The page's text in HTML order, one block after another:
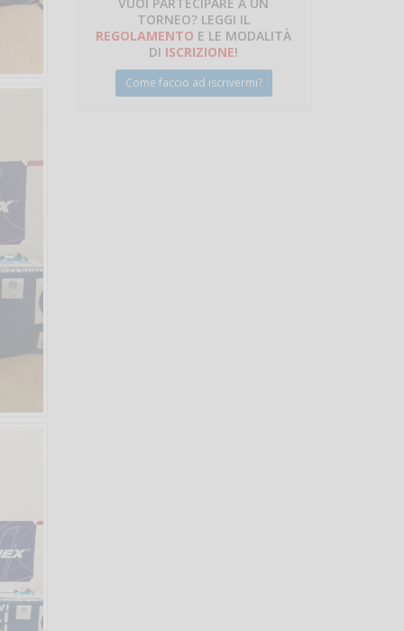
TORNEO? LEGGI IL
REGOLAMENTO E LE MODALITÀ
DI ISCRIZIONE!
Come faccio ad iscrivermi?